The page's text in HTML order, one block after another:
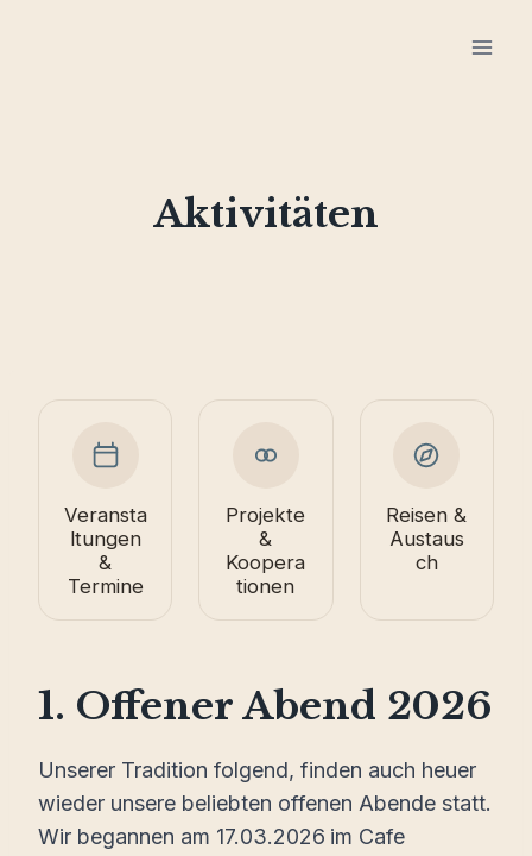
Aktivitäten
Veransta
ltungen
&
Termine
Projekte
&
Koopera
tionen
Reisen &
Austaus
ch
1. Offener Abend 2026
Unserer Tradition folgend, finden auch heuer
wieder unsere beliebten offenen Abende statt.
Wir begannen am 17.03.2026 im Cafe